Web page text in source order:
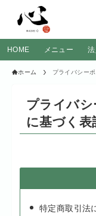
HOME メニュー
ホーム プライバシー
プライバシ
に基づく表
特定商取引法